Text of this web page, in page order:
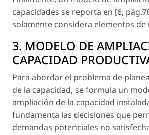
capacidades se reporta en [6,
solamente considera elementos
3. MODELO DE
CAPACIDAD
Para abordar el problema de
de la capacidad, se formula un
ampliación de la capacidad
fundamenta las decisiones que
demandas potenciales no